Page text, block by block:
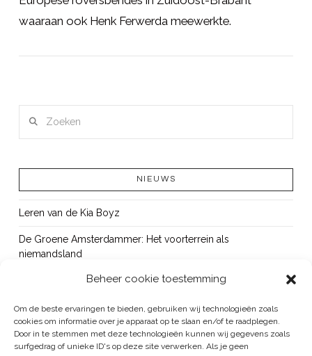
Beheer cookie toestemming
Om de beste ervaringen te bieden, gebruiken wij technologieën zoals
cookies om informatie over je apparaat op te slaan en/of te raadplegen.
Door in te stemmen met deze technologieën kunnen wij gegevens zoals
surfgedrag of unieke ID's op deze site verwerken. Als je geen
waaraan ook Henk Ferwerda meewerkte.
NIEUWS
Leren van de Kia Boyz
De Groene Amsterdammer: Het voorterrein als
niemandsland
Cursus Wapens op school: signaleren, duiden en handelen
OUT!
Bureau Beke ontwikkelt jeugdmonitor Aruba